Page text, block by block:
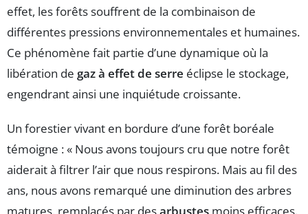
effet, les forêts souffrent de la combinaison de
différentes pressions environnementales et humaines.
Ce phénomène fait partie d’une dynamique où la
libération de gaz à effet de serre éclipse le stockage,
engendrant ainsi une inquiétude croissante.
Un forestier vivant en bordure d’une forêt boréale
témoigne : « Nous avons toujours cru que notre forêt
aiderait à filtrer l’air que nous respirons. Mais au fil des
ans, nous avons remarqué une diminution des arbres